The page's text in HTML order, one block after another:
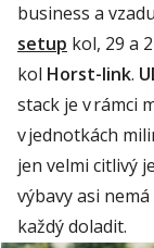
business a vzadu
setup kol, 29 a
kol Horst-link.
stack je v rámci
v jednotkách
jen velmi citlivý
výbavy asi nemá
každý doladit.